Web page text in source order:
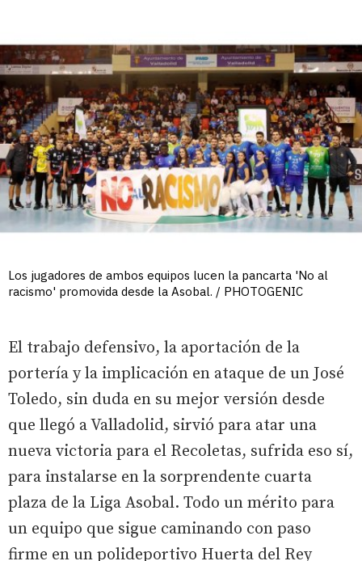
Los jugadores de ambos equipos lucen la pancarta 'No al
racismo' promovida desde la Asobal. / PHOTOGENIC
El trabajo defensivo, la aportación de la
portería y la implicación en ataque de un José
Toledo, sin duda en su mejor versión desde
que llegó a Valladolid, sirvió para atar una
nueva victoria para el Recoletas, sufrida eso sí,
para instalarse en la sorprendente cuarta
plaza de la Liga Asobal. Todo un mérito para
un equipo que sigue caminando con paso
firme en un polideportivo Huerta del Rey